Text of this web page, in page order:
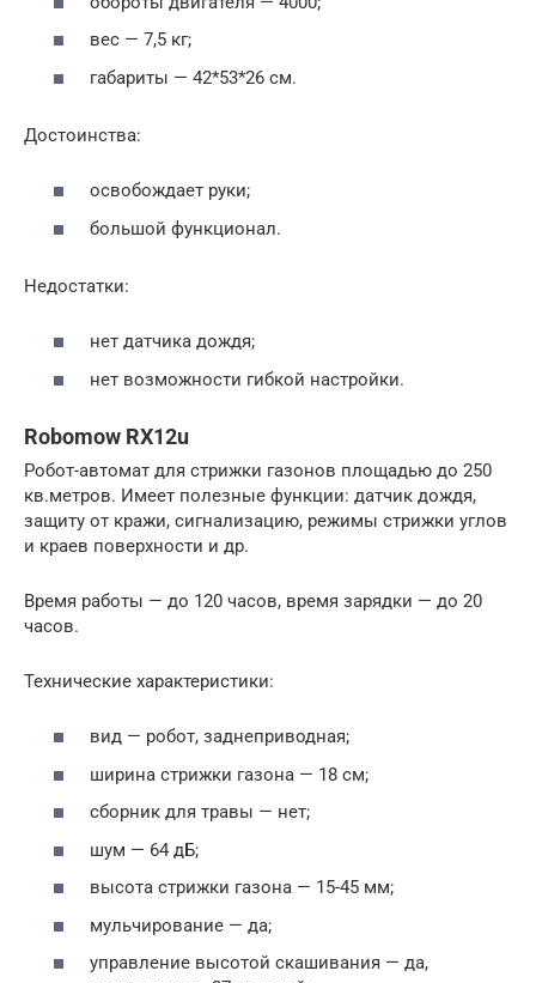
вес — 7,5 кг;
габариты — 42*53*26 см.
Достоинства:
освобождает руки;
большой функционал.
Недостатки:
нет датчика дождя;
нет возможности гибкой настройки.
Robomow RX12u
Робот-автомат для стрижки газонов площадью до 250
кв.метров. Имеет полезные функции: датчик дождя,
защиту от кражи, сигнализацию, режимы стрижки углов
и краев поверхности и др.
Время работы — до 120 часов, время зарядки — до 20
часов.
Технические характеристики:
вид — робот, заднеприводная;
ширина стрижки газона — 18 см;
сборник для травы — нет;
шум — 64 дБ;
высота стрижки газона — 15-45 мм;
мульчирование — да;
управление высотой скашивания — да,